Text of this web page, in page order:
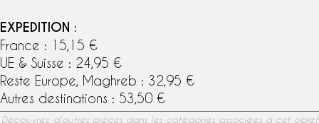
EXPEDITION :
France : 15,15 €
UE & Suisse : 24,95 €
Reste Europe, Maghreb : 32,95 €
Autres destinations : 53,50 €
Découvrez d’autres pièces dans les catégories associées à cet objet